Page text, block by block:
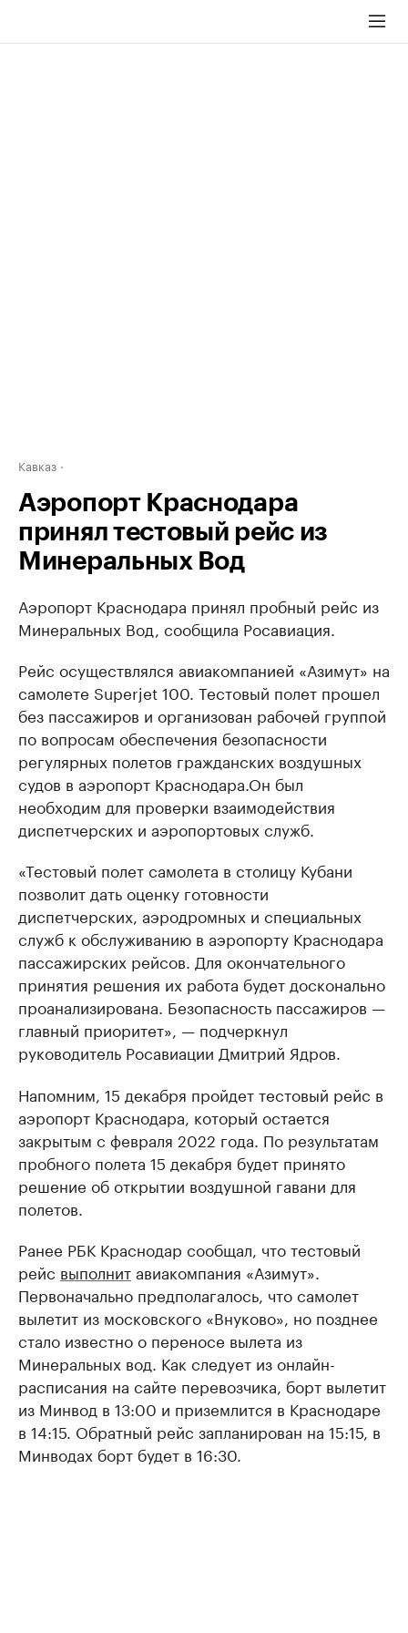
Кавказ
Аэропорт Краснодара
принял тестовый рейс из
Минеральных Вод
Аэропорт Краснодара принял пробный рейс из
Минеральных Вод, сообщила Росавиация.
Рейс осуществлялся авиакомпанией «Азимут» на
самолете Superjet 100. Тестовый полет прошел
без пассажиров и организован рабочей группой
по вопросам обеспечения безопасности
регулярных полетов гражданских воздушных
судов в аэропорт Краснодара.Он был
необходим для проверки взаимодействия
диспетчерских и аэропортовых служб.
«Тестовый полет самолета в столицу Кубани
позволит дать оценку готовности
диспетчерских, аэродромных и специальных
служб к обслуживанию в аэропорту Краснодара
пассажирских рейсов. Для окончательного
принятия решения их работа будет досконально
проанализирована. Безопасность пассажиров —
главный приоритет», — подчеркнул
руководитель Росавиации Дмитрий Ядров.
Напомним, 15 декабря пройдет тестовый рейс в
аэропорт Краснодара, который остается
закрытым с февраля 2022 года. По результатам
пробного полета 15 декабря будет принято
решение об открытии воздушной гавани для
полетов.
Ранее РБК Краснодар сообщал, что тестовый
рейс выполнитавиакомпания «Азимут».
Первоначально предполагалось, что самолет
вылетит из московского «Внуково», но позднее
стало известно о переносе вылета из
Минеральных вод. Как следует из онлайн-
расписания на сайте перевозчика, борт вылетит
из Минвод в 13:00 и приземлится в Краснодаре
в 14:15. Обратный рейс запланирован на 15:15, в
Минводах борт будет в 16:30.